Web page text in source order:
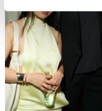
bestimmten
Erfahren Sie mehr
verarbeitet werden, und
Abschnitt Einzelheiten
Wir verwenden Cookies,
personalisieren,
zu können und die